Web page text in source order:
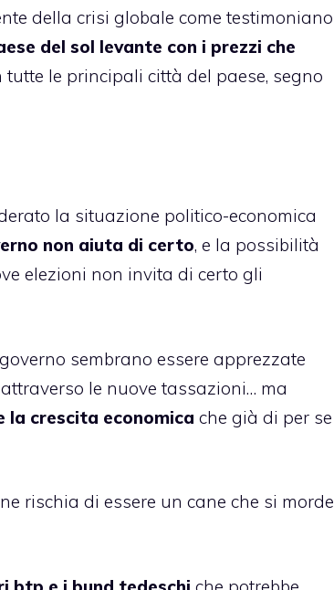
della crisi globale come testimoniano
del sol levante con i prezzi che
tutte le principali città del paese, segno
la situazione politico-economica
non aiuta di certo, e la possibilità
elezioni non invita di certo gli
sembrano essere apprezzate
le nuove tassazioni… ma
la crescita economica che già di per se
rischia di essere un cane che si morde